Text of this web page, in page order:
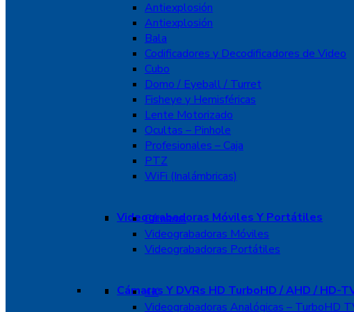
Antiexplosión
Antiexplosión
Bala
Codificadores y Decodificadores de Video
Cubo
Domo / Eyeball / Turret
Fisheye y Hemisféricas
Lente Motorizado
Ocultas – Pinhole
Profesionales – Caja
PTZ
WiFi (Inalámbricas)
Videograbadoras Móviles Y Portátiles
Cámaras
Videograbadoras Móviles
Videograbadoras Portátiles
Cámaras Y DVRs HD TurboHD / AHD / HD-
4K
Videograbadoras Analógicas – TurboHD